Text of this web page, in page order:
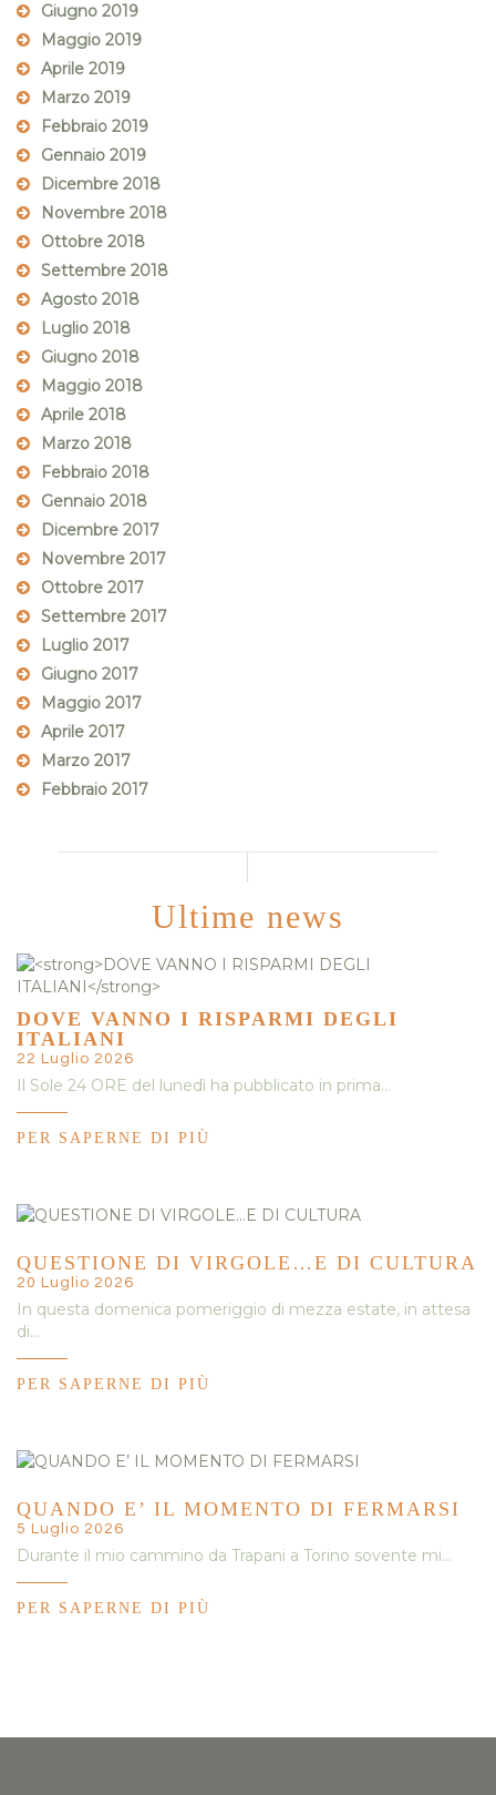
Giugno 2019
Maggio 2019
Aprile 2019
Marzo 2019
Febbraio 2019
Gennaio 2019
Dicembre 2018
Novembre 2018
Ottobre 2018
Settembre 2018
Agosto 2018
Luglio 2018
Giugno 2018
Maggio 2018
Aprile 2018
Marzo 2018
Febbraio 2018
Gennaio 2018
Dicembre 2017
Novembre 2017
Ottobre 2017
Settembre 2017
Luglio 2017
Giugno 2017
Maggio 2017
Aprile 2017
Marzo 2017
Febbraio 2017
Ultime news
DOVE VANNO I RISPARMI DEGLI
ITALIANI
22 Luglio 2026
Il Sole 24 ORE del lunedì ha pubblicato in prima…
PER SAPERNE DI PIÙ
QUESTIONE DI VIRGOLE…E DI CULTURA
20 Luglio 2026
In questa domenica pomeriggio di mezza estate, in attesa
di…
PER SAPERNE DI PIÙ
QUANDO E’ IL MOMENTO DI FERMARSI
5 Luglio 2026
Durante il mio cammino da Trapani a Torino sovente mi…
PER SAPERNE DI PIÙ